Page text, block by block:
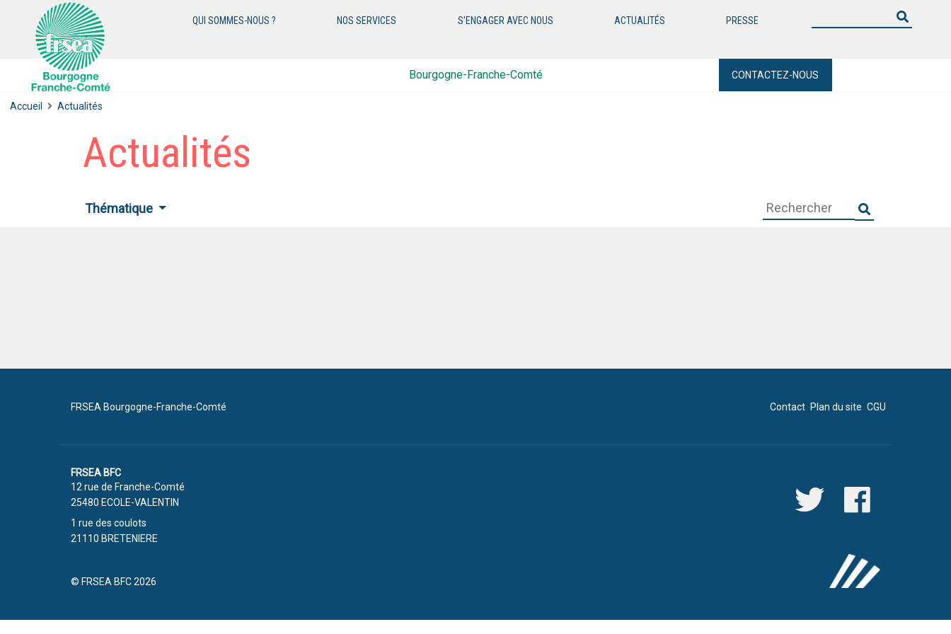
QUI SOMMES-NOUS ? NOS SERVICES S'ENGAGER AVEC NOUS ACTUALITÉS PRESSE
Bourgogne-Franche-Comté CONTACTEZ-NOUS
Accueil Actualités
Actualités
Thématique
FRSEA Bourgogne-Franche-Comté Contact Plan du site CGU
FRSEA BFC
12 rue de Franche-Comté
25480 ECOLE-VALENTIN
1 rue des coulots
21110 BRETENIERE
© FRSEA BFC 2026